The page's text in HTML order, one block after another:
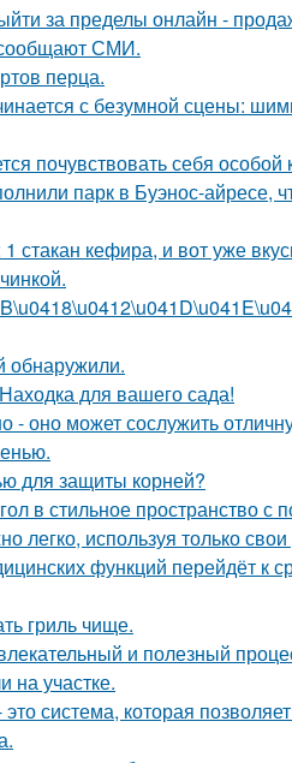
за пределы онлайн -
сообщают СМИ.
перца.
с безумной сцены:
почувствовать себя особой
парк в Буэнос-айресе,
стакан кефира, и вот уже
обнаружили.
для вашего сада!
- оно может сослужить
для защиты корней?
в стильное пространство с
используя только свои
функций перейдёт к
гриль чище.
и полезный
на участке.
система, которая